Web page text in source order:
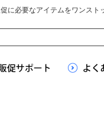
に必要なアイテムをワンスト